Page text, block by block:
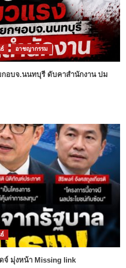
อาชญากรรม
ยกอบจ.นนทบุรี ดับคาสำนักงาน ปม
มุ่งหน้า Missing link